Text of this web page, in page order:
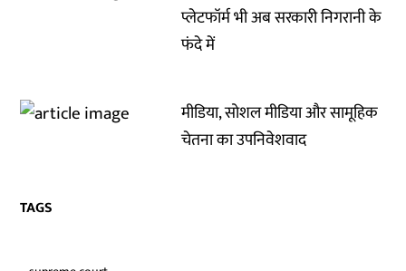
प्लेटफॉर्म भी अब सरकारी निगरानी के
फंदे में
मीडिया, सोशल मीडिया और सामूहिक
चेतना का उपनिवेशवाद
TAGS